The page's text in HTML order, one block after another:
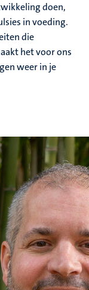
doen,
in voeding.
die
het voor ons
weer in je